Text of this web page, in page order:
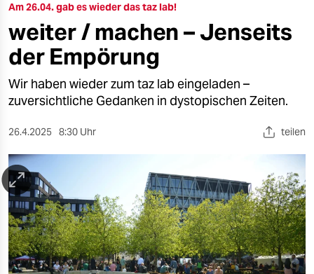
öko
gesellschaft
kultur
sport
berlin
nord
wahrheit
verlag
verlag
Am 26.04. gab es wieder das taz lab!
weiter / machen – Jenseits
der Empörung
Wir haben wieder zum taz lab eingeladen –
zuversichtliche Gedanken in dystopischen Zeiten.
26.4.2025 8:30 Uhr teilen